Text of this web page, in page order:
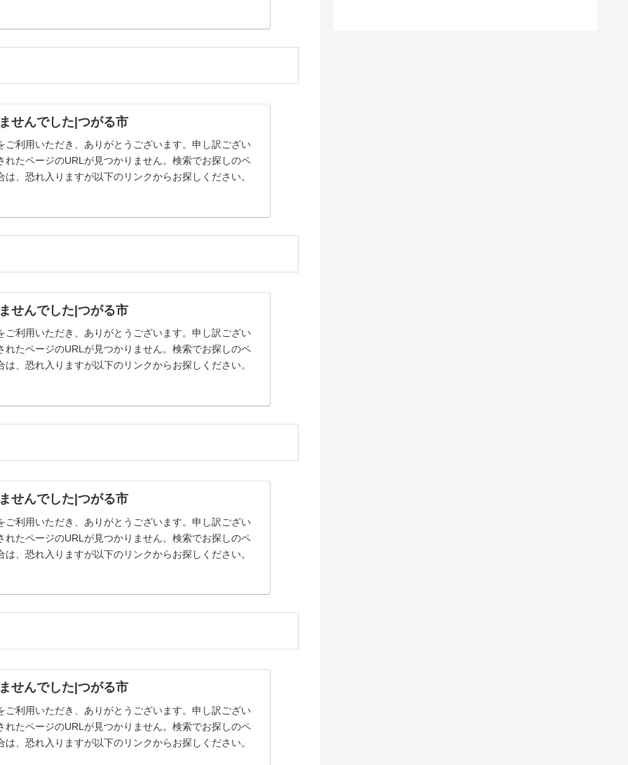
せんでした|つがる市
ご利用いただき、ありがとうございます。申し訳ござい
れたページのURLが見つかりません。検索でお探しのペ
、恐れ入りますが以下のリンクからお探しください。
せんでした|つがる市
ご利用いただき、ありがとうございます。申し訳ござい
れたページのURLが見つかりません。検索でお探しのペ
、恐れ入りますが以下のリンクからお探しください。
せんでした|つがる市
ご利用いただき、ありがとうございます。申し訳ござい
れたページのURLが見つかりません。検索でお探しのペ
、恐れ入りますが以下のリンクからお探しください。
せんでした|つがる市
ご利用いただき、ありがとうございます。申し訳ござい
れたページのURLが見つかりません。検索でお探しのペ
、恐れ入りますが以下のリンクからお探しください。